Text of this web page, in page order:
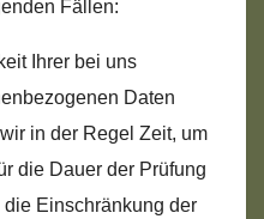
Fällen:
Ihrer bei uns
Daten
in der Regel Zeit, um
die Dauer der Prüfung
Einschränkung der